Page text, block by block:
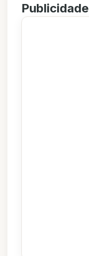
Publicidade